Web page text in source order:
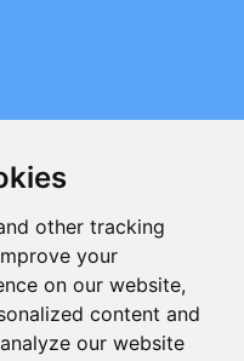
other tracking
your
on our website,
content and
our website
Xinhua, Guangzhou,